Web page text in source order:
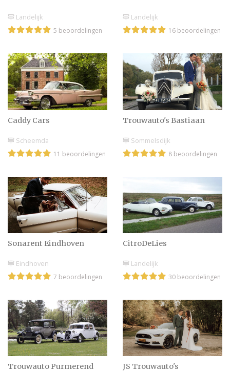
Landelijk
5 beoordelingen
Landelijk
16 beoordelingen
Caddy Cars
Scheemda
11 beoordelingen
Trouwauto's Bastiaan
Sommelsdijk
8 beoordelingen
Sonarent Eindhoven
Eindhoven
7 beoordelingen
CitroDeLies
Landelijk
30 beoordelingen
Trouwauto Purmerend JS Trouwauto's
Een trouwauto hoort
erbij!
Trouwauto’s met pit
limousine huren